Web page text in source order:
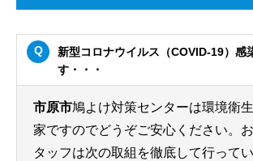
新型コロナウイルス（COVID-19）感
す・・・
市原市鳩よけ対策センターは環境衛
家ですのでどうぞご安心ください。
タッフは次の取組を徹底して行って